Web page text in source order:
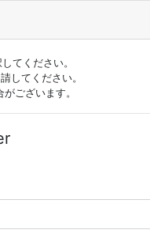
てください。
してください。
ございます。